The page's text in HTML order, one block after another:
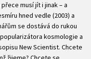
musí jít i jinak – a
hned vedle (2003) a
se dostává do rukou
kosmologie a
New Scientist. Chcete